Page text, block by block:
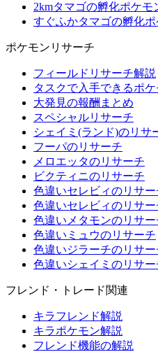
2kmタマゴの孵化ポケモ
すぐふかタマゴの孵化ポ
ポケモンリサーチ
フィールドリサーチ解説
タスクで入手できるポケ
大発見の報酬まとめ
スペシャルリサーチ
シェイミ(ランド)のリサ
フーパのリサーチ
メロエッタのリサーチ
ビクティニのリサーチ
色違いセレビィのリサー
色違いセレビィのリサー
色違いメタモンのリサー
色違いミュウのリサーチ
色違いジラーチのリサー
色違いシェイミのリサー
フレンド・トレード関連
キラフレンド解説
キラポケモン解説
フレンド機能の解説